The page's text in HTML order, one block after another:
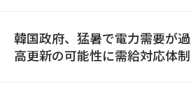
韓国政府、猛暑で電力需要が
高更新の可能性に需給対応体